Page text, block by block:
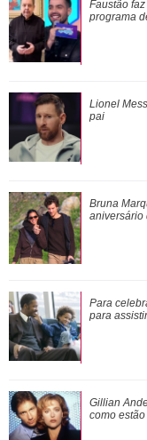
Lionel
pai
Bruna
aniversário
Para
para
Ariana
pausar a
Herança,
polêmicas
Faustão
programa
Lionel
pai
Bruna
aniversário
Para
para
Gillian
como